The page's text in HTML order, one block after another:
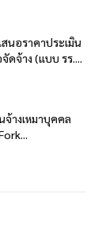
สนอราคาประเมิน
ดจ้าง (แบบ รร....
จ้างเหมาบุคคล